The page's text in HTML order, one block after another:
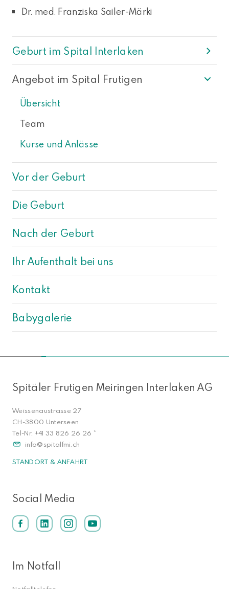
Geburt im Spital Interlaken
Angebot im Spital Frutigen
Übersicht
Team
Kurse und Anlässe
Vor der Geburt
Die Geburt
Nach der Geburt
Ihr Aufenthalt bei uns
Kontakt
Babygalerie
Dr. med. Franziska Sailer-Märki
Spitäler Frutigen Meiringen Interlaken AG
Weissenaustrasse 27
CH-3800 Unterseen
Tel-Nr. +41 33 826 26 26 *
info
spitalfmi.ch
STANDORT & ANFAHRT
Social Media
Im Notfall